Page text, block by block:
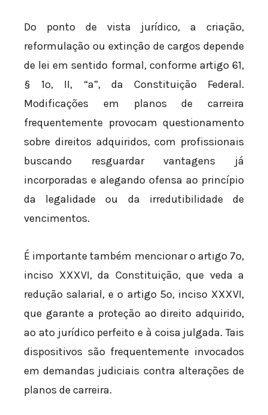
Do ponto de vista jurídico, a criação,
reformulação ou extinção de cargos depende
de lei em sentido formal, conforme artigo 61,
§ 1º, II, “a”, da Constituição Federal.
Modificações em planos de carreira
frequentemente provocam questionamento
sobre direitos adquiridos, com profissionais
buscando resguardar vantagens já
incorporadas e alegando ofensa ao princípio
da legalidade ou da irredutibilidade de
vencimentos.
É importante também mencionar o artigo 7º,
inciso XXXVI, da Constituição, que veda a
redução salarial, e o artigo 5º, inciso XXXVI,
que garante a proteção ao direito adquirido,
ao ato jurídico perfeito e à coisa julgada. Tais
dispositivos são frequentemente invocados
em demandas judiciais contra alterações de
planos de carreira.